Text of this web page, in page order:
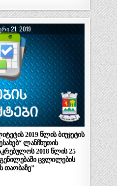
21, 2019
2019 წლის ბიუჯეტის
ლანჩხუთის
2018 წლის 25
ცვლილების
თაობაზე”